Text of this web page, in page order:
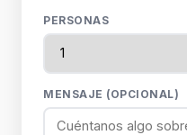
PERSONAS
MENSAJE (OPCIONAL)